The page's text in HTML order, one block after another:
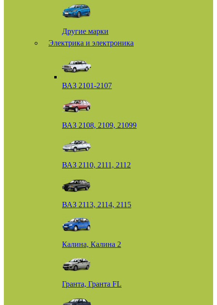
Другие марки
Электрика и электроника
ВАЗ 2101-2107
ВАЗ 2108, 2109, 21099
ВАЗ 2110, 2111, 2112
ВАЗ 2113, 2114, 2115
Калина, Калина 2
Гранта, Гранта FL